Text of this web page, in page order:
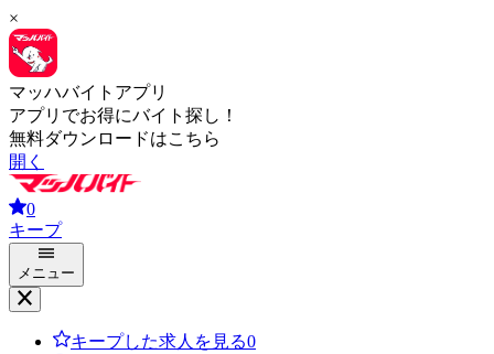
×
マッハバイトアプリ
アプリでお得にバイト探し！
無料ダウンロードはこちら
開く
0
キープ
メニュー
キープした求人を見る0